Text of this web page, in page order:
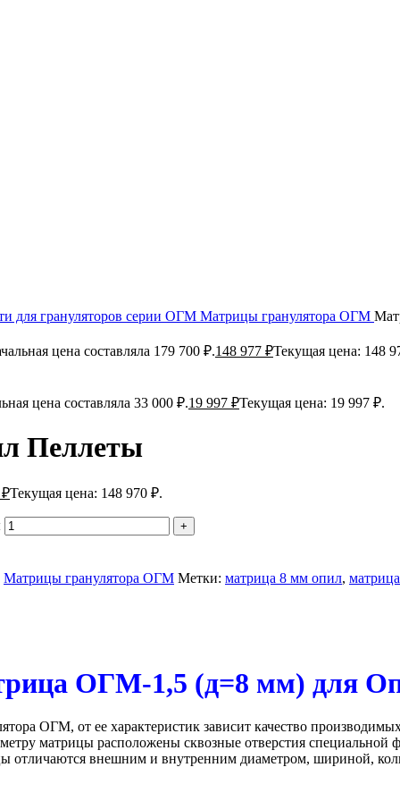
для грануляторов серии ОГМ Матрицы гранулятора ОГМ
цена составляла 179 700 ₽.148 977 ₽Текущая цена: 148
цена составляла 33 000 ₽.19 997 ₽Текущая цена: 19 997 ₽.
Пеллеты
₽Текущая цена: 148 970 ₽.
Матрицы гранулятора ОГМ Метки: матрица 8 мм опил,
ОГМ-1,5 (д=8 мм) для
ОГМ, от ее характеристик зависит качество
матрицы расположены сквозные отверстия специальной
отличаются внешним и внутренним диаметром, шириной,